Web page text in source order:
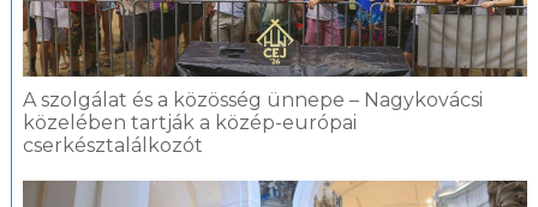
A szolgálat és a közösség ünnepe – Nagykovácsi
közelében tartják a közép-európai
cserkésztalálkozót